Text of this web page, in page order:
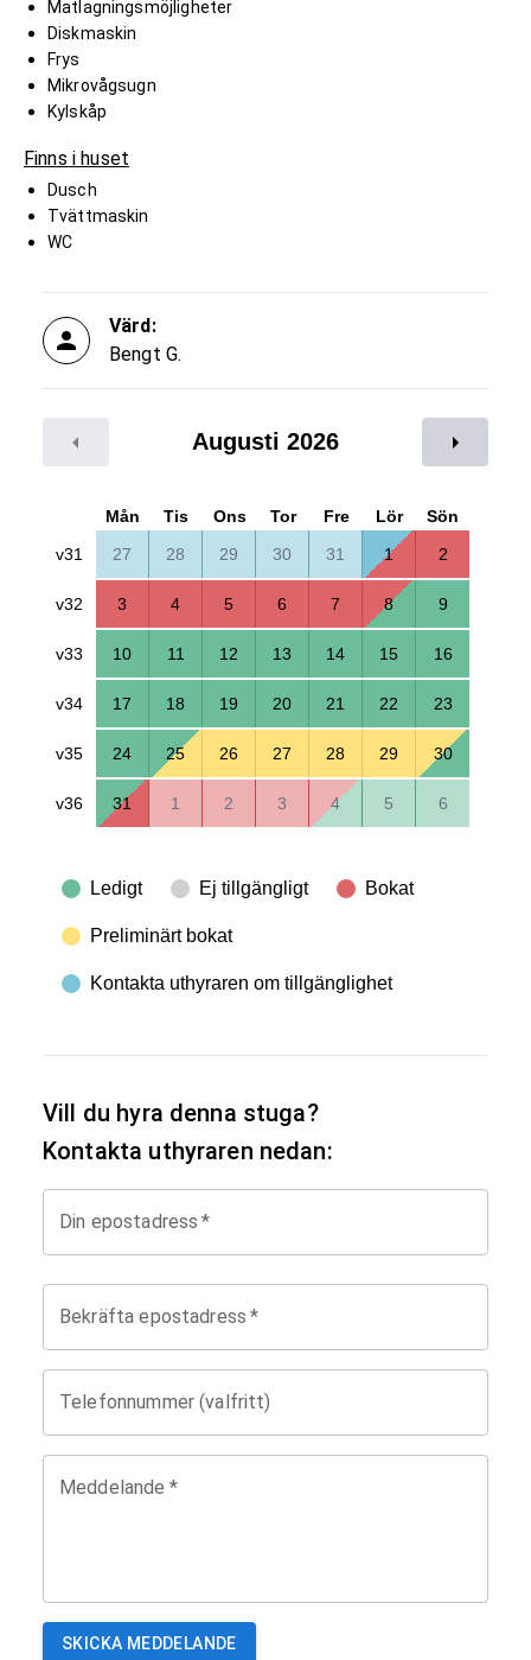
Matlagningsmöjligheter
Diskmaskin
Frys
Mikrovågsugn
Kylskåp
Finns i huset
Dusch
Tvättmaskin
WC
Värd:
Bengt G.
Augusti 2026
Mån Tis Ons Tor Fre Lör
Sön
v31
27 28 29 30 31 1 2
v32 3 4 5 6 7 8 9
v33 10 11 12 13 14 15 16
v34 17 18 19 20 21 22 23
v35 24 25 26 27 28 29 30
v36 31 1 2 3 4 5 6
Ledigt Ej tillgängligt Bokat
Preliminärt bokat
Kontakta uthyraren om tillgänglighet
Vill du hyra denna stuga?
Kontakta uthyraren nedan:
Din epostadress *
Bekräfta epostadress *
Telefonnummer (valfritt)
Meddelande *
SKICKA MEDDELANDE